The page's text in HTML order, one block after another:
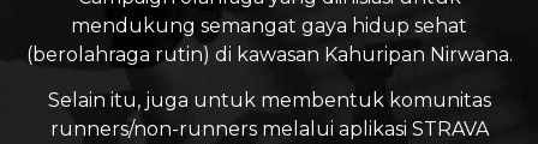
mendukung semangat gaya hidup sehat
(berolahraga rutin) di kawasan Kahuripan Nirwana.
Selain itu, juga untuk membentuk komunitas
runners/non-runners melalui aplikasi STRAVA